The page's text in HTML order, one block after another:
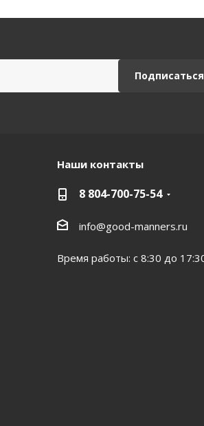
Наши контакты
8 804-700-75-54
info@good-manners.ru
Время работы: с 8:30 до